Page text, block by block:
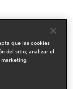
que las cookies
del sitio, analizar el
marketing.